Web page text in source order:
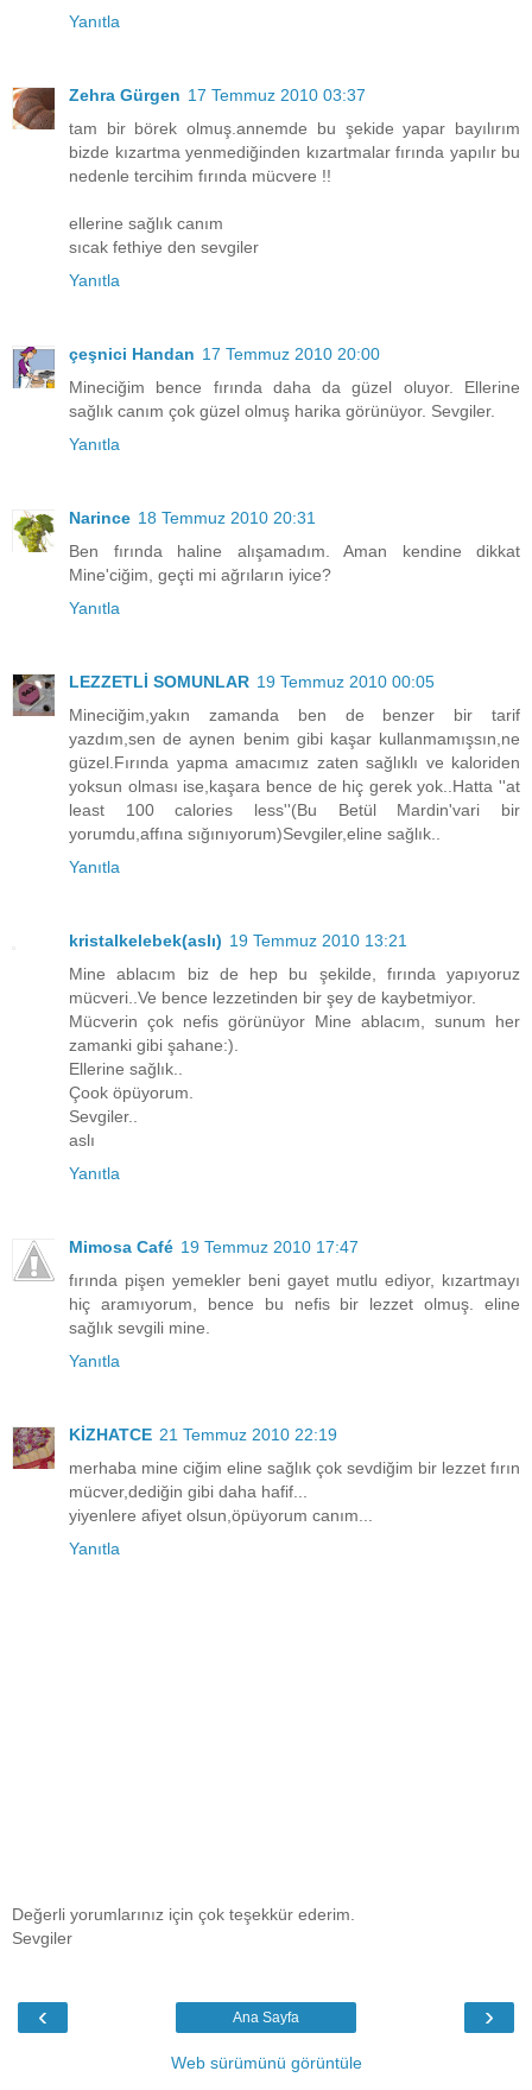
Yanıtla
Zehra Gürgen 17 Temmuz 2010 03:37
tam bir börek olmuş.annemde bu şekide yapar bayılırım
bizde kızartma yenmediğinden kızartmalar fırında yapılır bu
nedenle tercihim fırında mücvere !!
ellerine sağlık canım
sıcak fethiye den sevgiler
Yanıtla
çeşnici Handan 17 Temmuz 2010 20:00
Mineciğim bence fırında daha da güzel oluyor. Ellerine
sağlık canım çok güzel olmuş harika görünüyor. Sevgiler.
Yanıtla
Narince 18 Temmuz 2010 20:31
Ben fırında haline alışamadım. Aman kendine dikkat
Mine'ciğim, geçti mi ağrıların iyice?
Yanıtla
LEZZETLİ SOMUNLAR 19 Temmuz 2010 00:05
Mineciğim,yakın zamanda ben de benzer bir tarif
yazdım,sen de aynen benim gibi kaşar kullanmamışsın,ne
güzel.Fırında yapma amacımız zaten sağlıklı ve kaloriden
yoksun olması ise,kaşara bence de hiç gerek yok..Hatta ''at
least 100 calories less''(Bu Betül Mardin'vari bir
yorumdu,affına sığınıyorum)Sevgiler,eline sağlık..
Yanıtla
kristalkelebek(aslı) 19 Temmuz 2010 13:21
Mine ablacım biz de hep bu şekilde, fırında yapıyoruz
mücveri..Ve bence lezzetinden bir şey de kaybetmiyor.
Mücverin çok nefis görünüyor Mine ablacım, sunum her
zamanki gibi şahane:).
Ellerine sağlık..
Çook öpüyorum.
Sevgiler..
aslı
Yanıtla
Mimosa Café 19 Temmuz 2010 17:47
fırında pişen yemekler beni gayet mutlu ediyor, kızartmayı
hiç aramıyorum, bence bu nefis bir lezzet olmuş. eline
sağlık sevgili mine.
Yanıtla
KİZHATCE 21 Temmuz 2010 22:19
merhaba mine ciğim eline sağlık çok sevdiğim bir lezzet fırın
mücver,dediğin gibi daha hafif...
yiyenlere afiyet olsun,öpüyorum canım...
Yanıtla
Değerli yorumlarınız için çok teşekkür ederim.
Sevgiler
‹ ›
Ana Sayfa
Web sürümünü görüntüle